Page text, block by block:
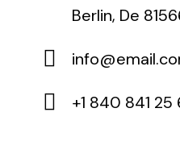
Berlin, De
+1 840 841 25